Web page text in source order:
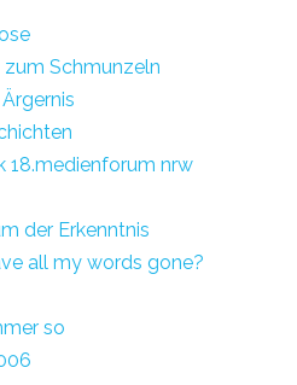
Schmunzeln
18.medienforum nrw
der Erkenntnis
all my words gone?
so